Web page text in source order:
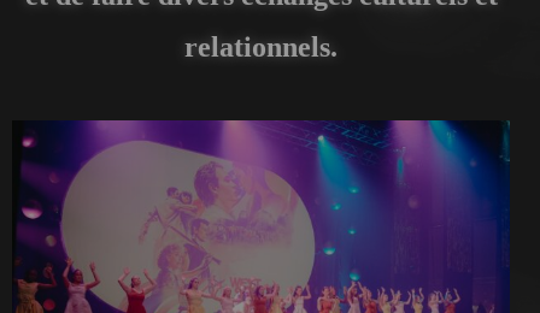
relationnels.